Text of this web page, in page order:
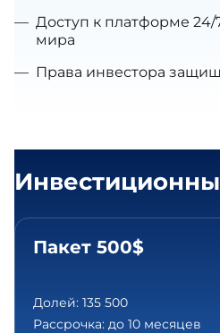
— Доступ к платформе
мира
— Права инвестора
Пакет 500$
Долей: 135 500
Рассрочка: до 10 месяцев